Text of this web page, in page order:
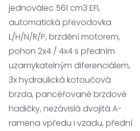
jednoválec 561 cm3 EFI,
automatická převodovka
L/H/N/R/P, brzdění motorem,
pohon 2x4 / 4x4 s předním
uzamykatelným diferenciálem,
3x hydraulická kotoučová
brzda, pancéřované brzdové
hadičky, nezávislá dvojitá A-
ramena vpředu i vzadu, přední